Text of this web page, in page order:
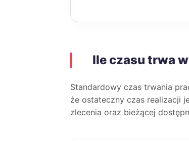
Ile czasu trwa
Standardowy czas trwania
że ostateczny czas realizacji
zlecenia oraz bieżącej